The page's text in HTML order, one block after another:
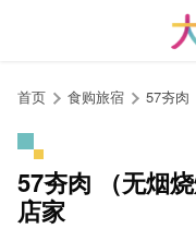
首页 食购旅宿 57夯肉
57夯肉 （无烟
店家